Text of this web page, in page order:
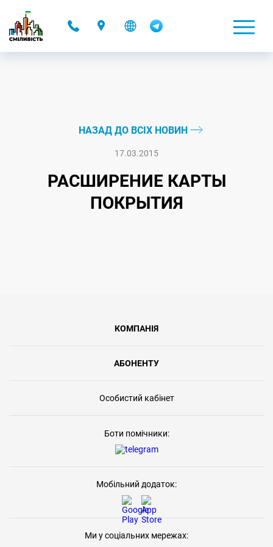
НАЗАД ДО ВСІХ НОВИН
17.03.2015
РАСШИРЕНИЕ КАРТЫ
ПОКРЫТИЯ
КОМПАНІЯ
АБОНЕНТУ
Особистий кабінет
Боти помічники:
Мобільний додаток:
Ми у соціальних мережах: